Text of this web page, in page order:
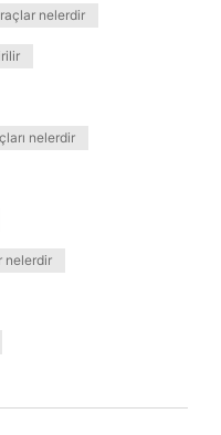
nelerdir
nelerdir
nelerdir